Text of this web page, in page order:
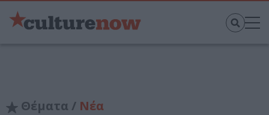
Θέματα / Νέα